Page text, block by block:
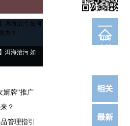
订阅
电邮
洱海治污 如
婿牌"推广
？
管理指引